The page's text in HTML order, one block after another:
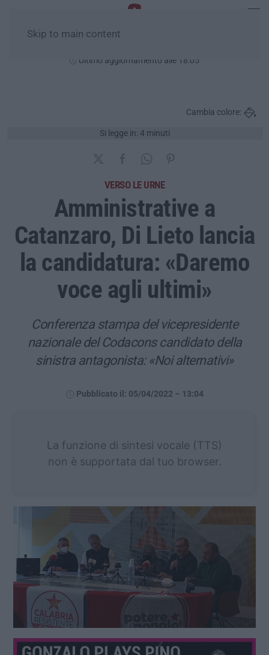
Skip to main content
Ultimo aggiornamento alle 18:05
Si legge in: 4 minuti
Cambia colore:
VERSO LE URNE
Amministrative a
Catanzaro, Di Lieto lancia
la candidatura: «Daremo
voce agli ultimi»
Conferenza stampa del vicepresidente
nazionale del Codacons candidato della
sinistra antagonista: «Noi alternativi»
Pubblicato il: 05/04/2022 – 13:04
La funzione di sintesi vocale (TTS)
non è supportata dal tuo browser.